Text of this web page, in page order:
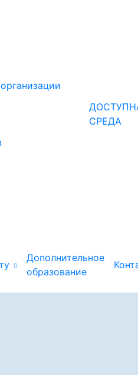
СРЕДА
Дополнительное
образование